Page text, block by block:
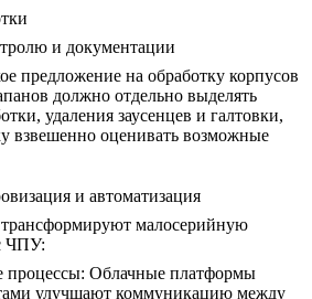
и документации
предложение на обработку корпусов
должно отдельно выделять
удаления заусенцев и галтовки,
взвешенно оценивать возможные
и автоматизация
малосерийную
ЧПУ:
процессы: Облачные платформы
улучшают коммуникацию между